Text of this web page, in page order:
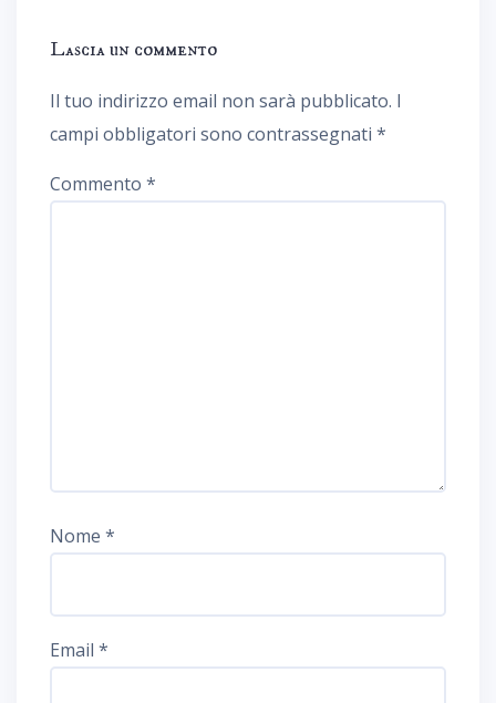
Lascia un commento
Il tuo indirizzo email non sarà pubblicato. I
campi obbligatori sono contrassegnati *
Commento *
Nome *
Email *